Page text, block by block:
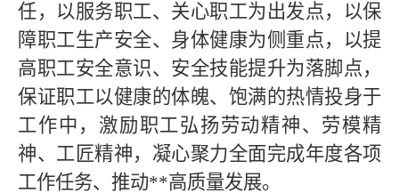
任，以服务职工、关心职工为出发点，以保
障职工生产安全、身体健康为侧重点，以提
高职工安全意识、安全技能提升为落脚点，
保证职工以健康的体魄、饱满的热情投身于
工作中，激励职工弘扬劳动精神、劳模精
神、工匠精神，凝心聚力全面完成年度各项
工作任务、推动**高质量发展。